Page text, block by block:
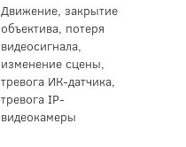
Движение, закрытие
объектива, потеря
видеосигнала,
изменение сцены,
тревога ИК-датчика,
тревога IP-
видеокамеры